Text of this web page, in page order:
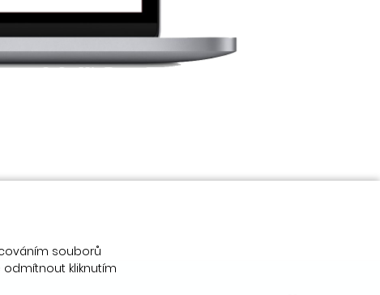
souborů
odmítnout kliknutím